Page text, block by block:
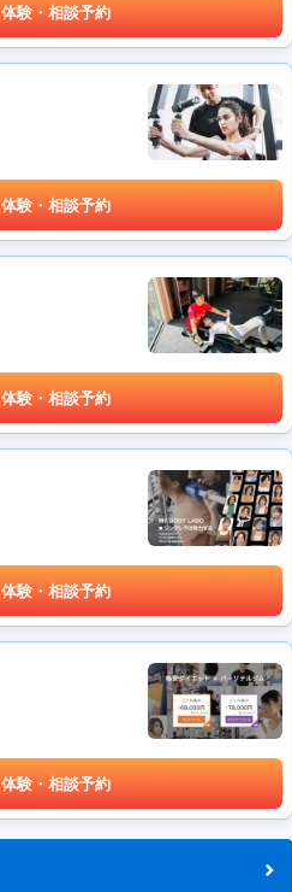
体験・相談予約
体験・相談予約
体験・相談予約
体験・相談予約
体験・相談予約